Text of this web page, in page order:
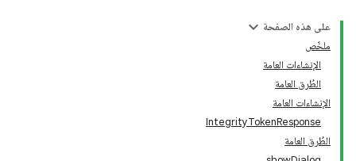
على هذه الصفحة
ملخّص
الإنشاءات العامة
الطُرق العامة
الإنشاءات العامة
IntegrityTokenResponse
الطُرق العامة